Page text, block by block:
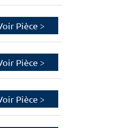
Pièce >
Pièce >
Pièce >